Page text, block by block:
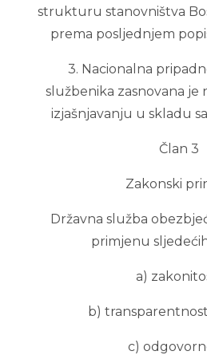
strukturu stanovništva
prema posljednjem
3. Nacionalna
službenika zasnovana je
izjašnjavanju u skladu
Član 3
Zakonski
Državna služba
primjenu
a)
b)
c)